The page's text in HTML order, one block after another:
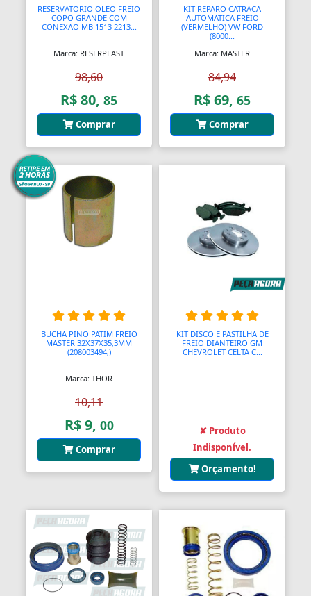
RESERVATORIO OLEO FREIO
COPO GRANDE COM
CONEXAO MB 1513 2213...
Marca: RESERPLAST
98,60
R$ 80, 85
Comprar
KIT REPARO CATRACA
AUTOMATICA FREIO
(VERMELHO) VW FORD
(8000...
Marca: MASTER
84,94
R$ 69, 65
Comprar
BUCHA PINO PATIM FREIO
MASTER 32X37X35,3MM
(208003494,)
Marca: THOR
10,11
R$ 9, 00
Comprar
KIT DISCO E PASTILHA DE
FREIO DIANTEIRO GM
CHEVROLET CELTA C...
✘ Produto
Indisponível.
Orçamento!